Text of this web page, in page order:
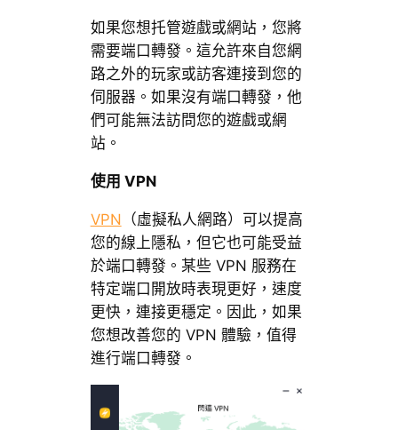
如果您想托管遊戲或網站，您將
需要端口轉發。這允許來自您網
路之外的玩家或訪客連接到您的
伺服器。如果沒有端口轉發，他
們可能無法訪問您的遊戲或網
站。
使用 VPN
VPN （虛擬私人網路）可以提高
您的線上隱私，但它也可能受益
於端口轉發。某些 VPN 服務在
特定端口開放時表現更好，速度
更快，連接更穩定。因此，如果
您想改善您的 VPN 體驗，值得
進行端口轉發。